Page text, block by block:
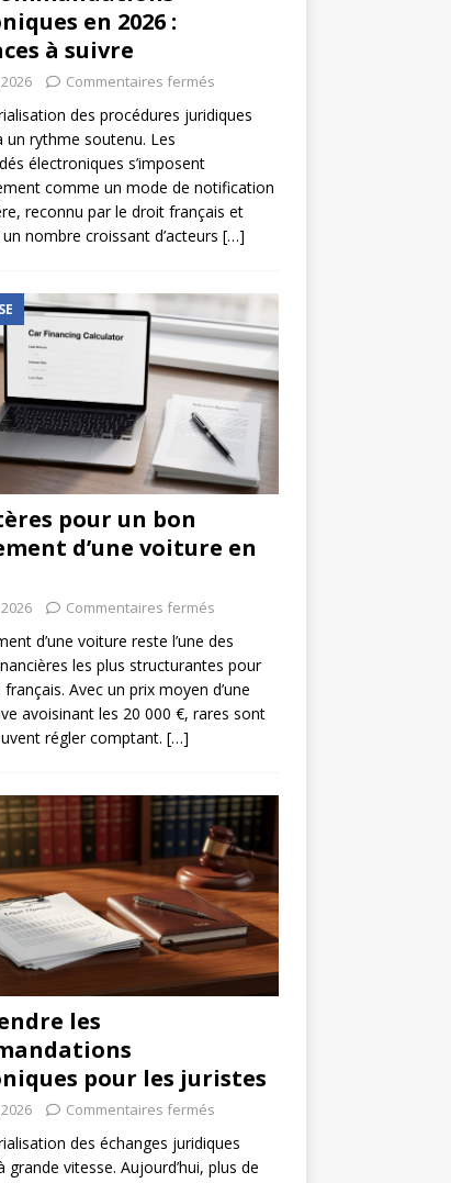
en 2026 :
à suivre
Commentaires fermés
des procédures juridiques
un rythme soutenu. Les
électroniques s’imposent
comme un mode de notification
reconnu par le droit français et
nombre croissant d’acteurs […]
pour un bon
d’une voiture en
Commentaires fermés
d’une voiture reste l’une des
les plus structurantes pour
Avec un prix moyen d’une
avoisinant les 20 000 €, rares sont
régler comptant. […]
les
pour les juristes
Commentaires fermés
des échanges juridiques
grande vitesse. Aujourd’hui, plus de